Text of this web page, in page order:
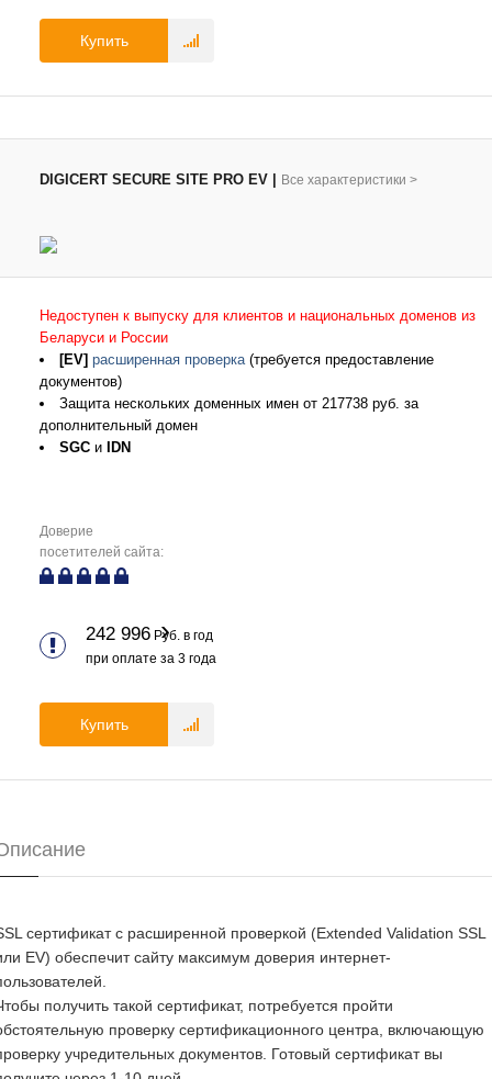
Купить
DIGICERT SECURE SITE PRO EV Все характеристики >
Недоступен к выпуску для клиентов и национальных доменов из
Беларуси и России
[EV] расширенная проверка(требуется предоставление
документов)
Защита нескольких доменных имен от 217738 руб. за
дополнительный домен
SGC и IDN
Доверие
посетителей сайта:
242 996 Руб. в год
при оплате за 3 года
Купить
сертификат с расширенной проверкой (Extended Validation SSL
EV) обеспечит сайту максимум доверия интернет-
получить такой сертификат, потребуется пройти
проверку сертификационного центра, включающую
учредительных документов. Готовый сертификат вы